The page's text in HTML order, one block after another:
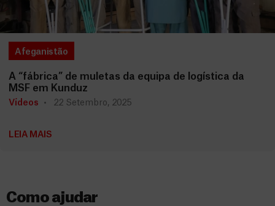
Afeganistão
A “fábrica” de muletas da equipa de logística da
MSF em Kunduz
Vídeos 22 Setembro, 2025
LEIA MAIS
Como ajudar